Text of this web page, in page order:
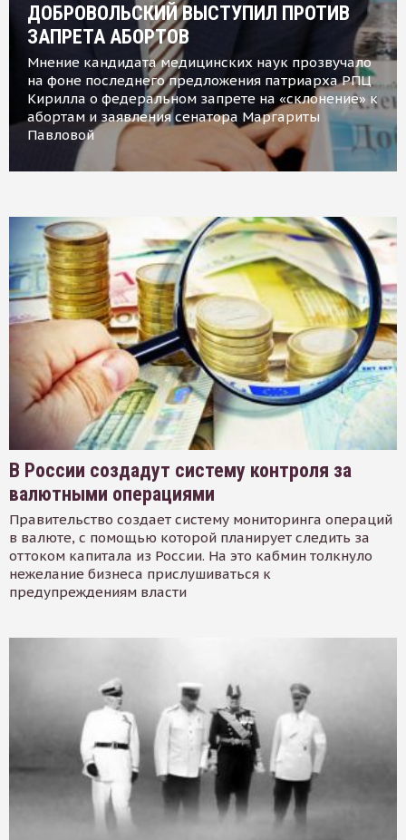
ДОБРОВОЛЬСКИЙ ВЫСТУПИЛ ПРОТИВ
ЗАПРЕТА АБОРТОВ
Мнение кандидата медицинских наук прозвучало
на фоне последнего предложения патриарха РПЦ
Кирилла о федеральном запрете на «склонение» к
абортам и заявления сенатора Маргариты
Павловой
В России создадут систему контроля за
валютными операциями
Правительство создает систему мониторинга операций
в валюте, с помощью которой планирует следить за
оттоком капитала из России. На это кабмин толкнуло
нежелание бизнеса прислушиваться к
предупреждениям власти